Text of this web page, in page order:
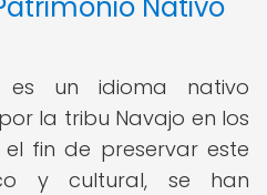
es un idioma nativo
la tribu Navajo en los
el fin de preservar este
y cultural, se han